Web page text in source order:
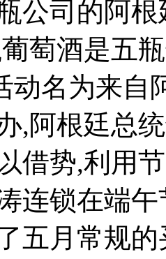
公司的阿
萄酒是五
动名为来自
,阿根廷总
借势,利用
锁在端午
五月常规